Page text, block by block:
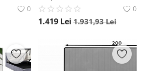
0
0
1.419 Lei 1.931,93Lei